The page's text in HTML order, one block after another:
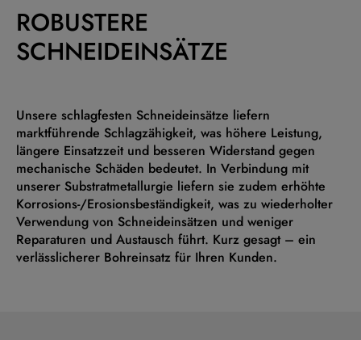
ROBUSTERE
SCHNEIDEINSÄTZE
Unsere schlagfesten Schneideinsätze liefern
marktführende Schlagzähigkeit, was höhere Leistung,
längere Einsatzzeit und besseren Widerstand gegen
mechanische Schäden bedeutet. In Verbindung mit
unserer Substratmetallurgie liefern sie zudem erhöhte
Korrosions-/Erosionsbeständigkeit, was zu wiederholter
Verwendung von Schneideinsätzen und weniger
Reparaturen und Austausch führt. Kurz gesagt – ein
verlässlicherer Bohreinsatz für Ihren Kunden.